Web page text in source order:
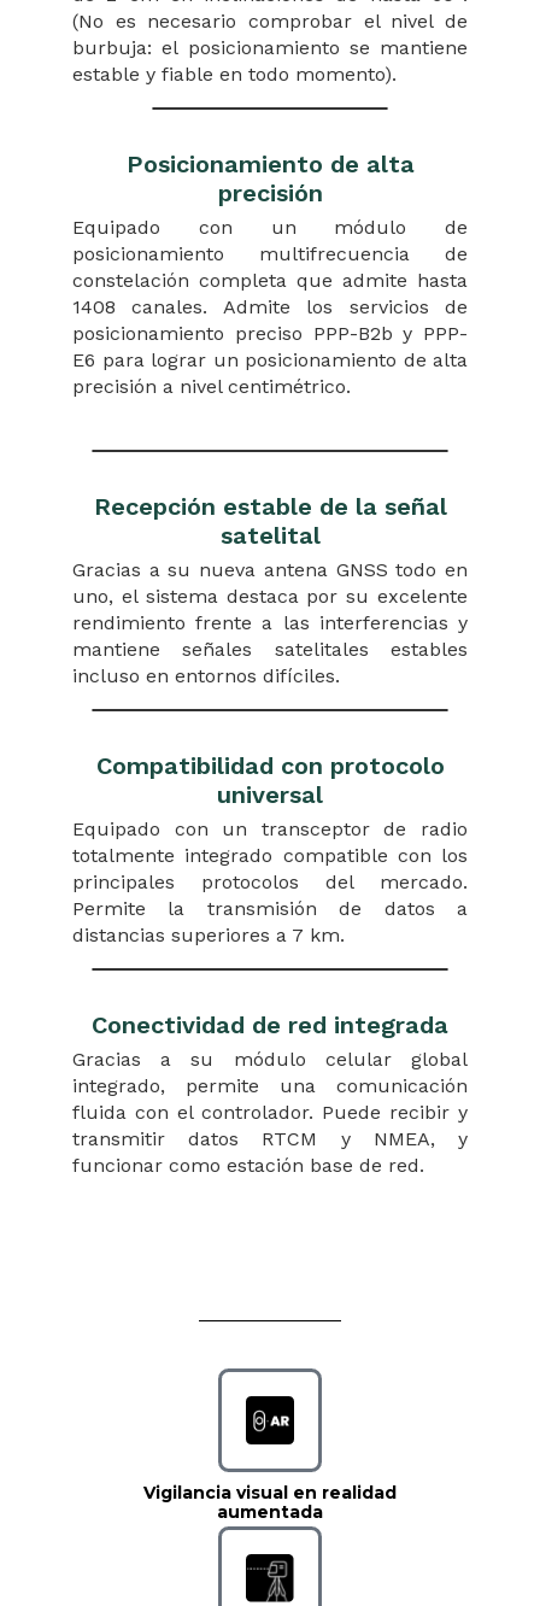
(No es necesario comprobar el nivel de
burbuja: el posicionamiento se mantiene
estable y fiable en todo momento).
Posicionamiento de alta
precisión
Equipado con un módulo de
posicionamiento multifrecuencia de
constelación completa que admite hasta
1408 canales. Admite los servicios de
posicionamiento preciso PPP-B2b y PPP-
E6 ​​para lograr un posicionamiento de alta
precisión a nivel centimétrico.
Recepción estable de la señal
satelital
Gracias a su nueva antena GNSS todo en
uno, el sistema destaca por su excelente
rendimiento frente a las interferencias y
mantiene señales satelitales estables
incluso en entornos difíciles.
Compatibilidad con protocolo
universal
Equipado con un transceptor de radio
totalmente integrado compatible con los
principales protocolos del mercado.
Permite la transmisión de datos a
distancias superiores a 7 km.
Conectividad de red integrada
Gracias a su módulo celular global
integrado, permite una comunicación
fluida con el controlador. Puede recibir y
transmitir datos RTCM y NMEA, y
funcionar como estación base de red.
Vigilancia visual en realidad
aumentada